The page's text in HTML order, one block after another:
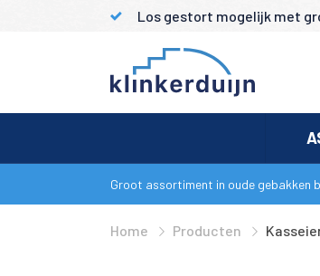
Los gestort mogelijk met
Groot assortiment in oude gebakken
Home Producten